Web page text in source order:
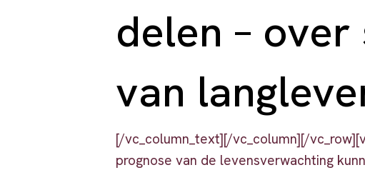
delen –
van
[/vc_column_text][/vc_column][/
prognose van de levensverwachting